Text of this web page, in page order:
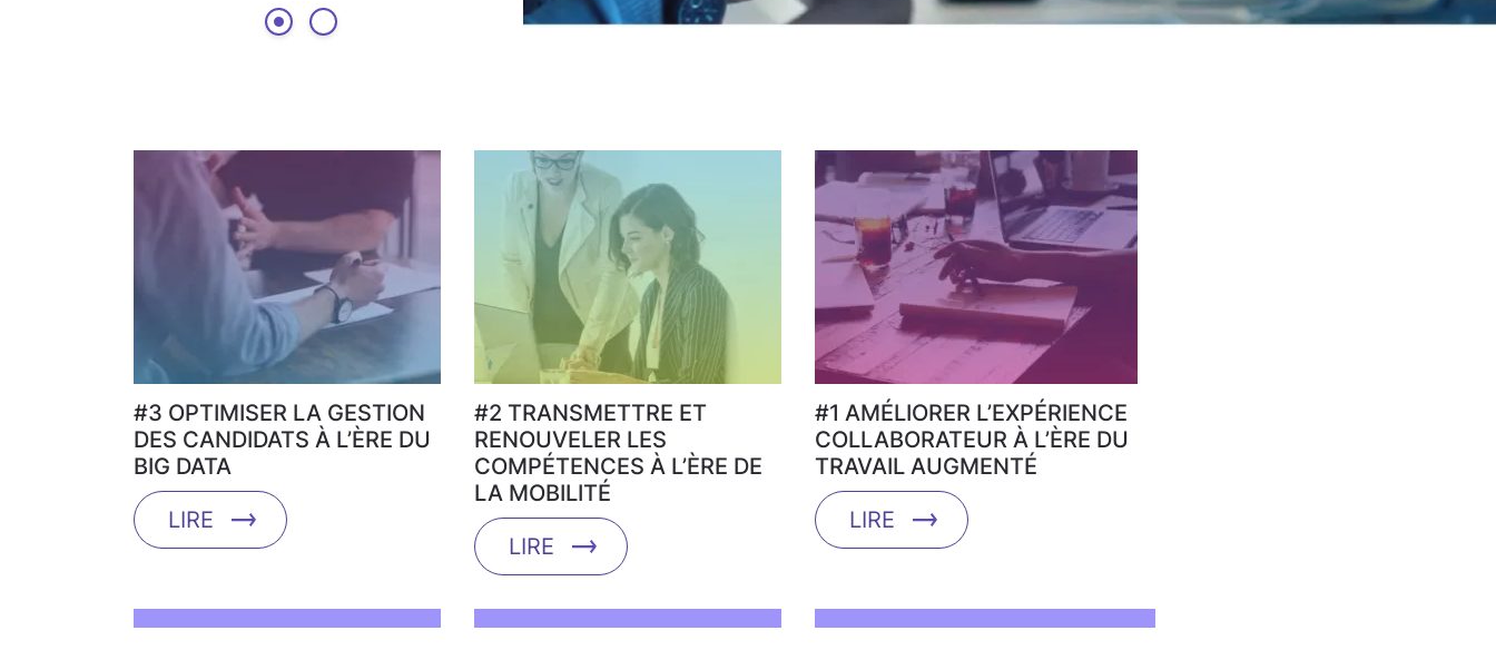
#3 OPTIMISER LA GESTION
DES CANDIDATS À L’ÈRE DU
BIG DATA
LIRE
#2 TRANSMETTRE ET
RENOUVELER LES
COMPÉTENCES À L’ÈRE DE
LA MOBILITÉ
LIRE
#1 AMÉLIORER L’EXPÉRIENCE
COLLABORATEUR À L’ÈRE DU
TRAVAIL AUGMENTÉ
LIRE